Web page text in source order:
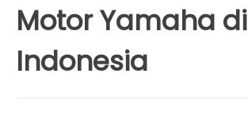
Motor Yamaha di
Indonesia